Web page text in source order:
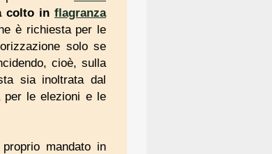
colto inflagranza
è richiesta per le
solo se
cioè, sulla
sia inoltrata dal
per le elezioni e le
mandato in